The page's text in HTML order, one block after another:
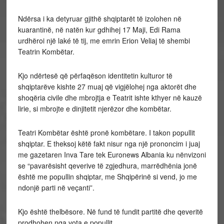
Ndërsa i ka detyruar gjithë shqiptarët të izolohen në
kuarantinë, në natën kur gdhihej 17 Maji, Edi Rama
urdhëroi një laké të tij, me emrin Erion Veliaj të shembi
Teatrin Kombëtar.
Kjo ndërtesë që përfaqëson identitetin kulturor të
shqiptarëve kishte 27 muaj që vigjëlohej nga aktorët dhe
shoqëria civile dhe mbrojtja e Teatrit ishte kthyer në kauzë
lirie, si mbrojte e dinjitetit njerëzor dhe kombëtar.
Teatri Kombëtar është pronë kombëtare. I takon popullit
shqiptar. E theksoj këtë fakt nisur nga një prononcim i juaj
me gazetaren Inva Tare tek Euronews Albania ku nënvizoni
se “pavarësisht qeverive të zgjedhura, marrëdhënia jonë
është me popullin shqiptar, me Shqipërinë si vend, jo me
ndonjë parti në veçanti”.
Kjo është thelbësore. Në fund të fundit partitë dhe qeveritë